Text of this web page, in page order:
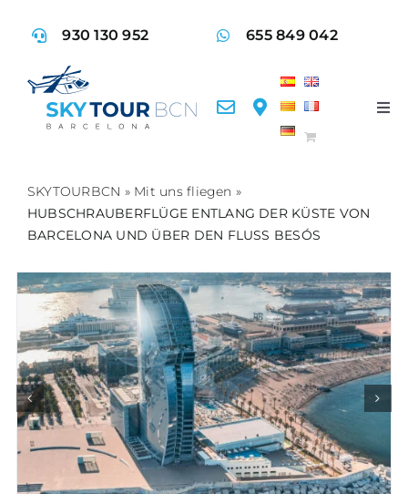
930 130 952 655 849 042
SKYTOURBCN » Mit uns fliegen »
HUBSCHRAUBERFLÜGE ENTLANG DER KÜSTE VON
BARCELONA UND ÜBER DEN FLUSS BESÓS